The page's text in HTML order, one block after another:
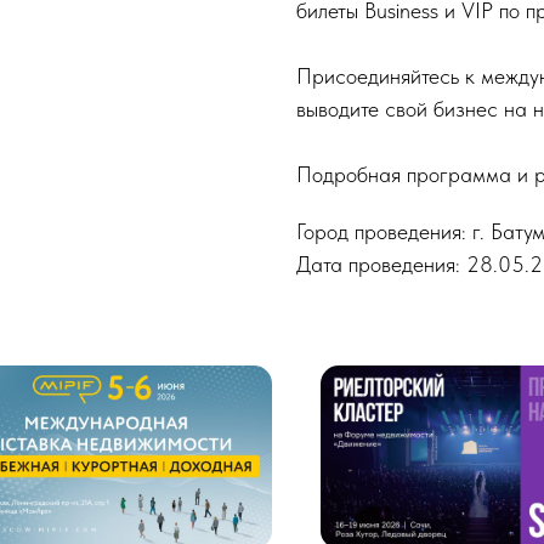
билеты Business и VIP по
Присоединяйтесь к
выводите свой бизнес на
Подробная программа и
Город проведения: г.
Дата проведения: